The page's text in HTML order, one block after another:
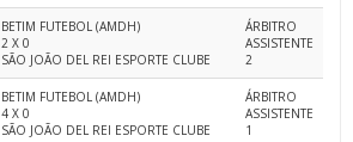
BETIM FUTEBOL (AMDH)
2 X 0
SÃO JOÃO DEL REI ESPORTE CLUBE
ÁRBITRO
ASSISTENTE
2
BETIM FUTEBOL (AMDH)
4 X 0
SÃO JOÃO DEL REI ESPORTE CLUBE
ÁRBITRO
ASSISTENTE
1